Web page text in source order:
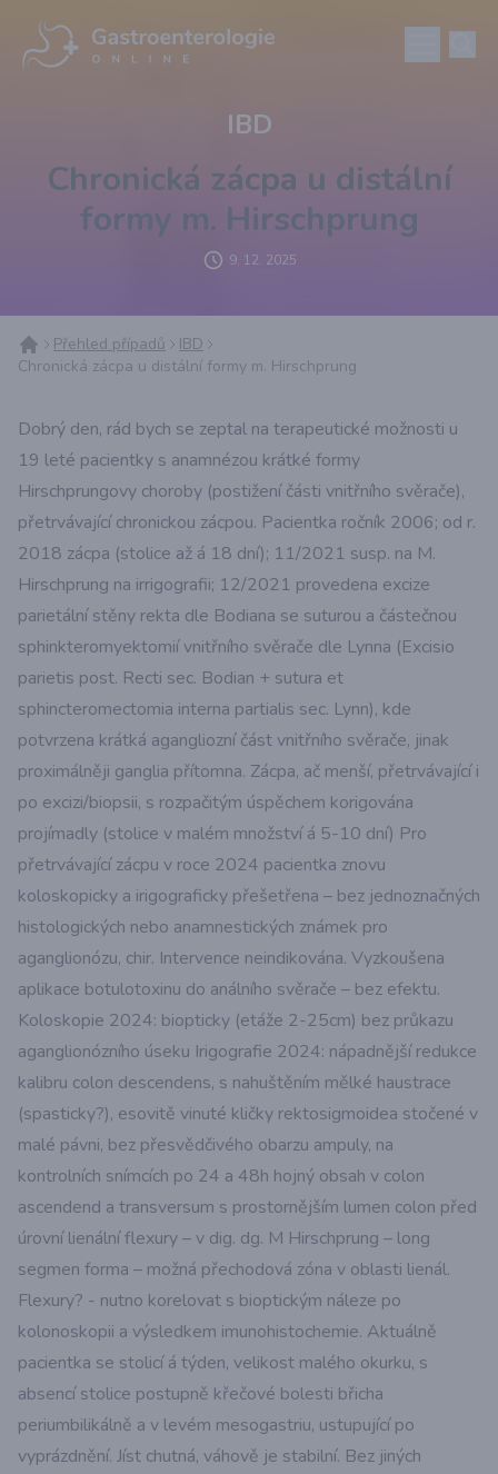
IBD
Chronická zácpa u distální
formy m. Hirschprung
9. 12. 2025
Přehled případů
IBD
Chronická zácpa u distální formy m. Hirschprung
Dobrý den, rád bych se zeptal na terapeutické možnosti u
19 leté pacientky s anamnézou krátké formy
Hirschprungovy choroby (postižení části vnitřního svěrače),
přetrvávající chronickou zácpou. Pacientka ročník 2006; od r.
2018 zácpa (stolice až á 18 dní); 11/2021 susp. na M.
Hirschprung na irrigografii; 12/2021 provedena excize
parietální stěny rekta dle Bodiana se suturou a částečnou
sphinkteromyektomií vnitřního svěrače dle Lynna (Excisio
parietis post. Recti sec. Bodian + sutura et
sphincteromectomia interna partialis sec. Lynn), kde
potvrzena krátká agangliozní část vnitřního svěrače, jinak
proximálněji ganglia přítomna. Zácpa, ač menší, přetrvávající i
po excizi/biopsii, s rozpačitým úspěchem korigována
projímadly (stolice v malém množství á 5-10 dní) Pro
přetrvávající zácpu v roce 2024 pacientka znovu
koloskopicky a irigograficky přešetřena – bez jednoznačných
histologických nebo anamnestických známek pro
aganglionózu, chir. Intervence neindikována. Vyzkoušena
aplikace botulotoxinu do análního svěrače – bez efektu.
Koloskopie 2024: biopticky (etáže 2-25cm) bez průkazu
aganglionózního úseku Irigografie 2024: nápadnější redukce
kalibru colon descendens, s nahuštěním mělké haustrace
(spasticky?), esovitě vinuté kličky rektosigmoidea stočené v
malé pávni, bez přesvědčivého obarzu ampuly, na
kontrolních snímcích po 24 a 48h hojný obsah v colon
ascendend a transversum s prostornějším lumen colon před
úrovní lienální flexury – v dig. dg. M Hirschprung – long
segmen forma – možná přechodová zóna v oblasti lienál.
Flexury? - nutno korelovat s bioptickým náleze po
kolonoskopii a výsledkem imunohistochemie. Aktuálně
pacientka se stolicí á týden, velikost malého okurku, s
absencí stolice postupně křečové bolesti břicha
periumbilikálně a v levém mesogastriu, ustupující po
vyprázdnění. Jíst chutná, váhově je stabilní. Bez jiných